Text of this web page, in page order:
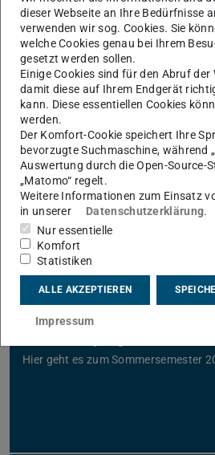
Semesterprogramm
Hier geht es zum Sommersemester
Semesterprogramm
Hier geht es zum Wintersemester 2023
Hier geht es zum Sommersemester
dieser Webseite an Ihre Bedürfnisse
verwenden wir sog. Cookies. Sie
welche Cookies genau bei Ihrem
gesetzt werden sollen.
Einige Cookies sind für den Abruf
damit diese auf Ihrem Endgerät
kann. Diese essentiellen Cookies
werden.
Der Komfort-Cookie speichert Ihre
bevorzugte Suchmaschine, während
Auswertung durch die Open-Source-
„Matomo“ regelt.
Weitere Informationen zum Einsatz
in unserer
Datenschutzerklärung.
Nur essentielle
Komfort
Statistiken
ALLE AKZEPTIEREN
Impressum